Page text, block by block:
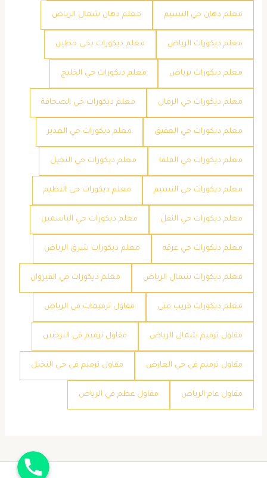
معلم دهان حي النسيم معلم دهان شمال الرياض
معلم ديكورات الرياض معلم ديكورات بحي حطين
معلم ديكورات برياض معلم ديكورات حي الخليج
معلم ديكورات حي الرمال معلم ديكورات حي الصحافة
معلم ديكورات حي العقيق معلم ديكورات حي الغدير
معلم ديكورات حي الملقا معلم ديكورات حي النخيل
معلم ديكورات حي النسيم معلم ديكورات حي النظيم
معلم ديكورات حي النفل معلم ديكورات حي الياسمين
معلم ديكورات حي عرقه معلم ديكورات شرق الرياض
معلم ديكورات شمال الرياض معلم ديكورات في القيروان
معلم ديكورات قريب مني مقاول ترميمات في الرياض
مقاول ترميم شمال الرياض مقاول ترميم في النرجس
مقاول ترميم في حي العارض مقاول ترميم في حي النخيل
مقاول عام الرياض مقاول عظم في الرياض
جوال